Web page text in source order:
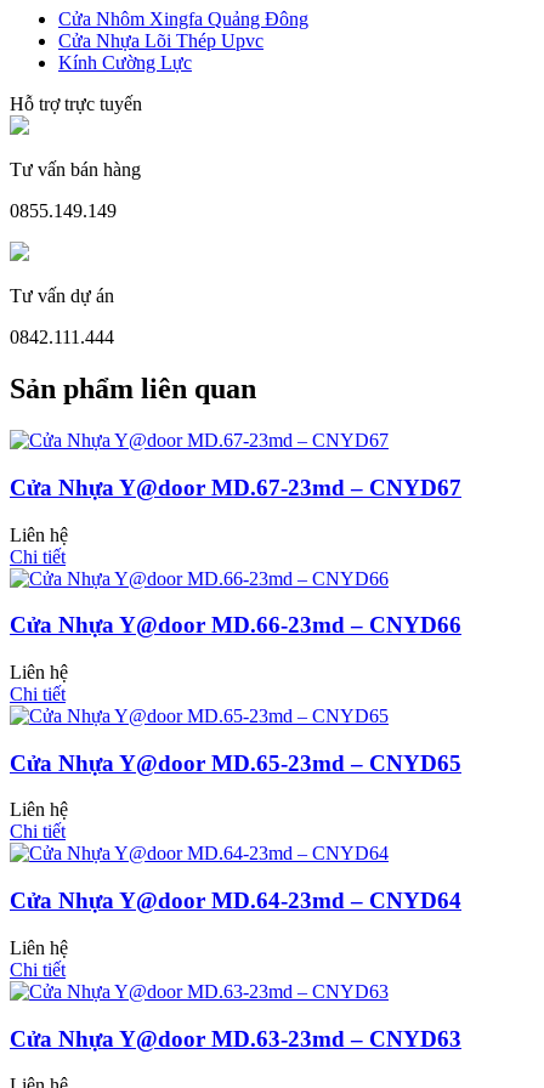
Cửa Nhựa Lõi Thép Upvc
Cửa Nhựa Gỗ Ghép Thanh
Cửa Nhôm Xingfa Quảng Đông
Cửa Nhựa Lõi Thép Upvc
Kính Cường Lực
Hỗ trợ trực tuyến
Tư vấn bán hàng
0855.149.149
Tư vấn dự án
0842.111.444
Sản phẩm liên quan
Cửa Nhựa Y@door MD.67-23md – CNYD67
Liên hệ
Chi tiết
Cửa Nhựa Y@door MD.66-23md – CNYD66
Liên hệ
Chi tiết
Cửa Nhựa Y@door MD.65-23md – CNYD65
Liên hệ
Chi tiết
Cửa Nhựa Y@door MD.64-23md – CNYD64
Liên hệ
Chi tiết
Cửa Nhựa Y@door MD.63-23md – CNYD63